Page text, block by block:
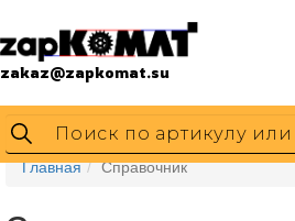
zakaz@zapkomat.su
Главная Справочник